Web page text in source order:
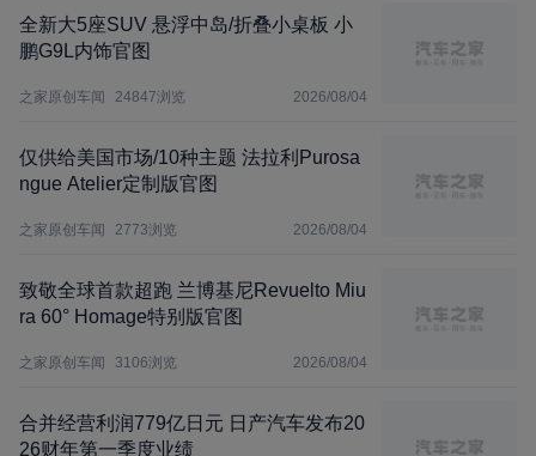
全新大5座SUV 悬浮中岛/折叠小桌板 小
鹏G9L内饰官图
之家原创车闻 24847浏览 2026/08/04
仅供给美国市场/10种主题 法拉利Purosa
ngue Atelier定制版官图
之家原创车闻 2773浏览 2026/08/04
致敬全球首款超跑 兰博基尼Revuelto Miu
ra 60° Homage特别版官图
之家原创车闻 3106浏览 2026/08/04
合并经营利润779亿日元 日产汽车发布20
26财年第一季度业绩